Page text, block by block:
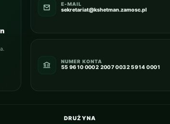
E-MAIL
sekretariat@kshetman.zamosc.pl
NUMER KONTA
55 9610 0002 2007 0032 5914 0001
DRUŻYNA